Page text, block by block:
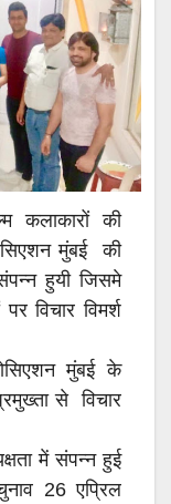
कलाकारों की
मुंबई की
हुयीजिसमे
विचार विमर्श
मुंबई के
से विचार
में संपन्न हुई
26 एप्रिल